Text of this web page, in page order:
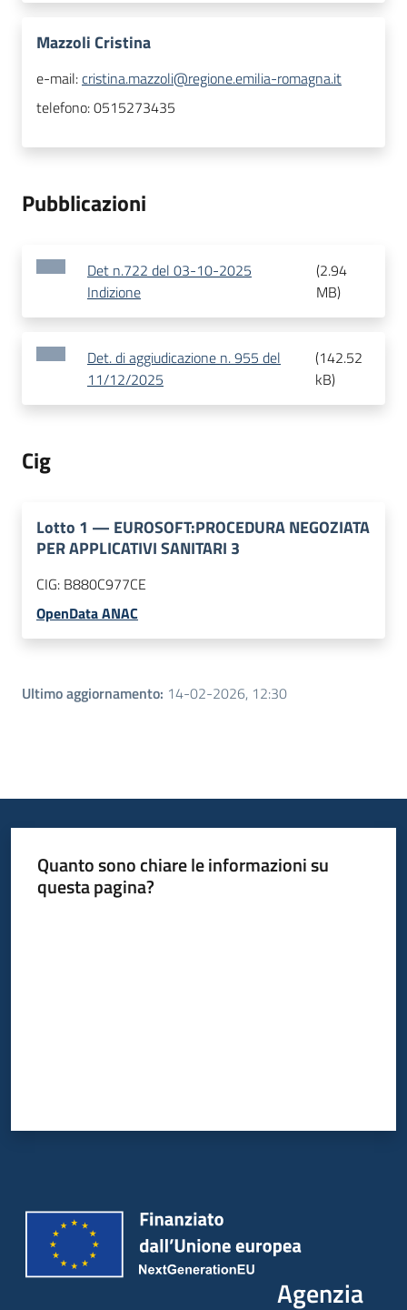
Mazzoli Cristina
e-mail:cristina.mazzoli@regione.emilia-romagna.it
telefono:0515273435
Pubblicazioni
Det n.722 del 03-10-2025
Indizione
(2.94
MB)
Det. di aggiudicazione n. 955 del
11/12/2025
(142.52
kB)
Cig
Lotto 1 — EUROSOFT:PROCEDURA NEGOZIATA
PER APPLICATIVI SANITARI 3
CIG: B880C977CE
OpenData ANAC
Ultimo aggiornamento: 14-02-2026, 12:30
Quanto sono chiare le informazioni su
questa pagina?
Agenzia